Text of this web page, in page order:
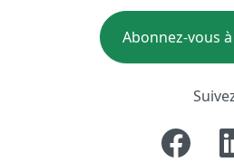
Abonnez-vous